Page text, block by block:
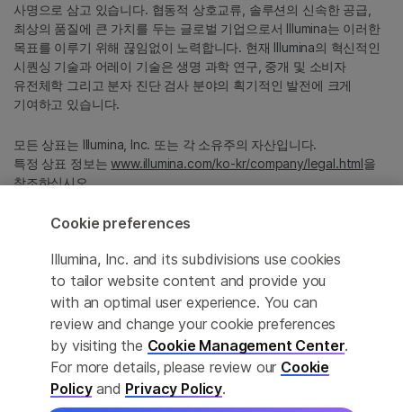
정확한 번역을 제공하고자 합당한 노력을 기울였으나, 자동 번역은
완벽하지 않으며, 그 목적 또한 원문을 대체하기 위함이 아닙니다.
사명으로 삼고 있습니다. 협동적 상호교류, 솔루션의 신속한 공급,
최상의 품질에 큰 가치를 두는 글로벌 기업으로서 Illumina는 이러한
목표를 이루기 위해 끊임없이 노력합니다. 현재 Illumina의 혁신적인
시퀀싱 기술과 어레이 기술은 생명 과학 연구, 중개 및 소비자
유전체학 그리고 분자 진단 검사 분야의 획기적인 발전에 크게
기여하고 있습니다.
모든 상표는 Illumina, Inc. 또는 각 소유주의 자산입니다.
특정 상표 정보는www.illumina.com/ko-kr/company/legal.html을
참조하십시오.
Privacy Policy
© 2026 Illumina, Inc. All rights reserved.
Cookie preferences
Illumina, Inc. and its subdivisions use cookies
to tailor website content and provide you
with an optimal user experience. You can
review and change your cookie preferences
by visiting the Cookie Management Center.
For more details, please review our Cookie
Policyand Privacy Policy.